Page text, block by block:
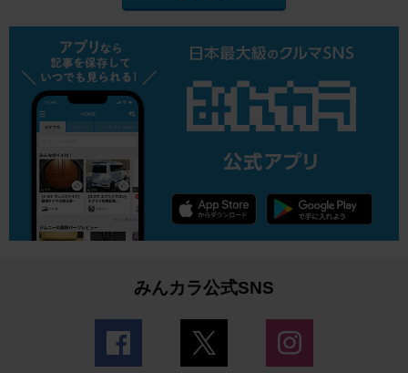
みんカラ公式SNS